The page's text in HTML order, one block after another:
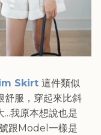
Skirt 這件類似
舒服，穿起來比斜
我原本想說也是
跟Model一樣是